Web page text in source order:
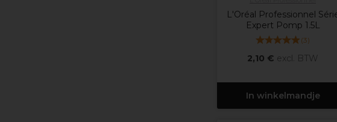
L'Oréal Professionnel
Expert Pomp 1.5L
(3)
2,10 € excl. BTW
In winkelmandje